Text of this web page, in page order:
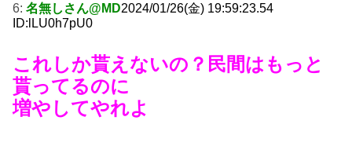
6: 名無しさん@MD2024/01/26(金) 19:59:23.54
ID:lLU0h7pU0
これしか貰えないの？民間はもっと
貰ってるのに
増やしてやれよ